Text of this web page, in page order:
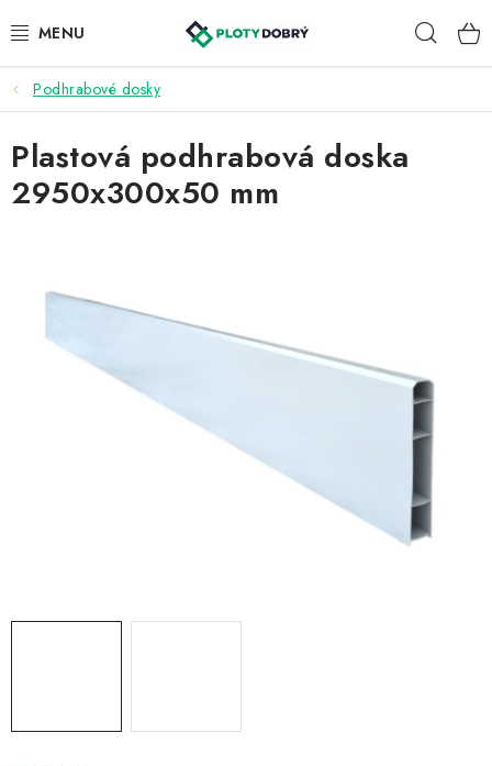
na
PLETIVA A PLOTY
PRÍSLUŠENSTVO
BRÁNY A BRÁNKY
KALKULÁTOR OPLOTENIA
REALIZÁCIA OPLOTENIA
Obchodné podmienky
Podhrabové dosky
Plastová podhrabová doska
2950x300x50 mm